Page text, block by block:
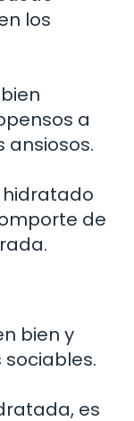
los
a
hidratado
de
bien y
es